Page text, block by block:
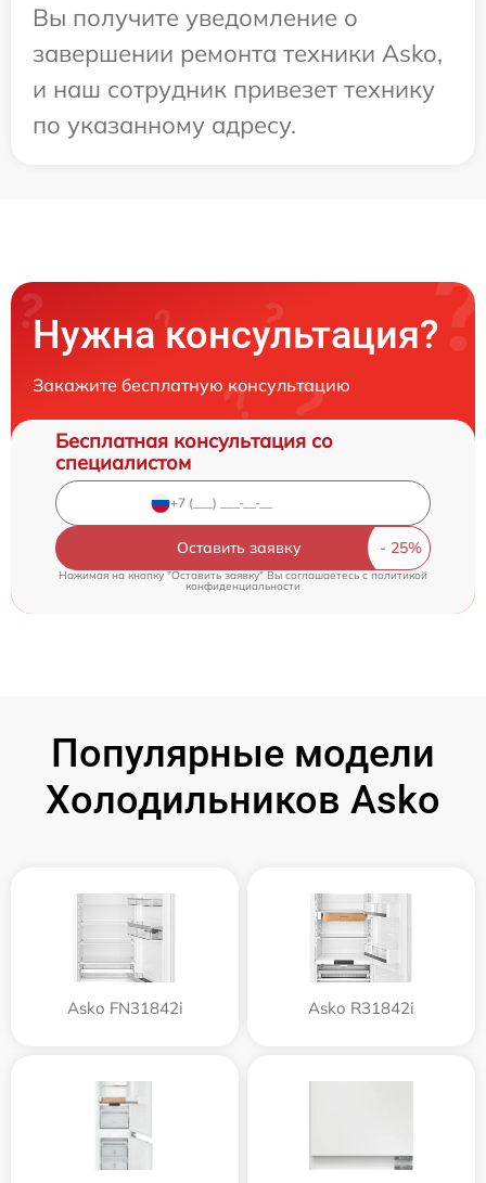
Вы получите уведомление о
завершении ремонта техники Asko,
и наш сотрудник привезет технику
по указанному адресу.
Нужна консультация?
Закажите бесплатную консультацию
Бесплатная консультация со
специалистом
Оставить заявку
Нажимая на кнопку "Оставить заявку" Вы соглашаетесь cполитикой
конфиденциальности
Популярные модели
Холодильников Asko
Asko FN31842i Asko R31842i